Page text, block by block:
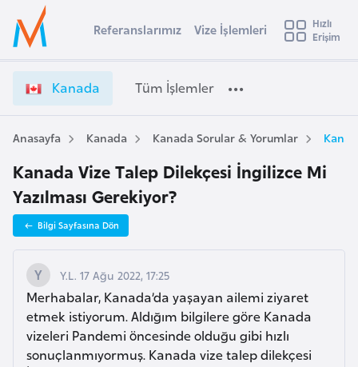
Ülke Seçimi
Başvuru yapmak istediğiniz ülkeyi seçin
Üye
Girişi
a
a
d
a
i
z
e
İ
ş
l
e
m
l
e
e
t
Referanslarımız Vize İşlemleri
Hızlı
Erişim
Kanada Tüm İşlemler
Anasayfa Kanada Kanada Sorular & Yorumlar
Kanada Vize Talep Dilekçesi İngilizce Mi
Yazılması Gerekiyor?
Bilgi Sayfasına Dön
Y.L. 17 Ağu 2022, 17:25
Merhabalar, Kanada’da yaşayan ailemi ziyaret
etmek istiyorum. Aldığım bilgilere göre Kanada
vizeleri Pandemi öncesinde olduğu gibi hızlı
sonuçlanmıyormuş. Kanada vize talep dilekçesi
s
t
r
a
A
v
u
s
t
u
r
y